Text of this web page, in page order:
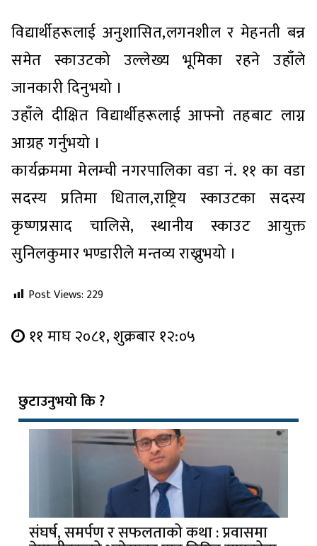
विद्यार्थीहरूलाई अनुशासित,लगनशील र मेहनती बन्न
समेत स्काउटको उल्लेख्य भूमिका रहने उहाँले
जानकारी दिनुभयो ।
उहाँले दीक्षित विद्यार्थीहरूलाई आफ्नो तहबाट लाग्न
आग्रह गर्नुभयो ।
कार्यक्रममा मेलम्ची नगरपालिका वडा नं. ११ का वडा
सदस्य प्रतिमा धिताल,राष्ट्रिय स्काउटका सदस्य
कृष्णप्रसाद चालिसे, स्थानीय स्काउट आयुक्त
सुनिलकुमार भण्डारीले मन्तव्य राख्नुभयो ।
Post Views: 229
११ माघ २०८१, शुक्रबार १२:०५
छुटाउनुभयो कि ?
संघर्ष, समर्पण र सफलताको कथा : प्रवासमा